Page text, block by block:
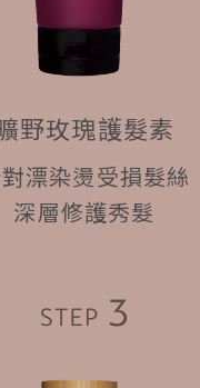
野玫瑰護髮素
漂染燙受損髮絲
深層修護秀髮